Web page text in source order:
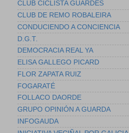
CLUB CICLISTA GUARDÉS
CLUB DE REMO ROBALEIRA
CONDUCIENDO A CONCIENCIA
D.G.T.
DEMOCRACIA REAL YA
ELISA GALLEGO PICARD
FLOR ZAPATA RUIZ
FOGARATÉ
FOLLACO DAORDE
GRUPO OPINIÓN A GUARDA
INFOGAUDA